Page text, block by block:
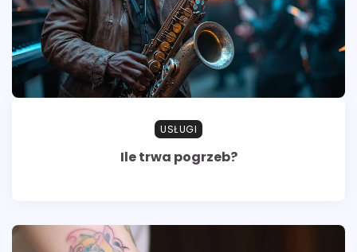
USŁUGI
Ile trwa pogrzeb?